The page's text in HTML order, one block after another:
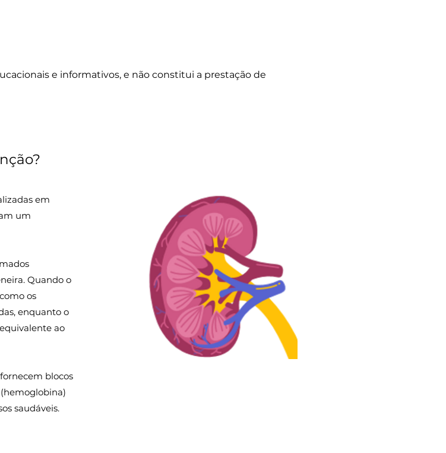
e informativos, e não constitui a prestação de
em
um
Quando o
os
enquanto o
ao
blocos
saudáveis.